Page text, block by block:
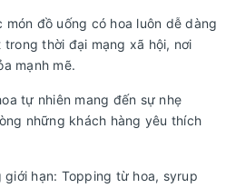
đồ uống có hoa luôn dễ dàng
thời đại mạng xã hội, nơi
mạnh mẽ.
tự nhiên mang đến sự nhẹ
những khách hàng yêu thích
giới hạn: Topping từ hoa, syrup